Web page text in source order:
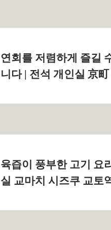
연회를 저렴하게 즐길
니다 | 전석 개인실 京
육즙이 풍부한 고기 요
실 교마치 시즈쿠 교토